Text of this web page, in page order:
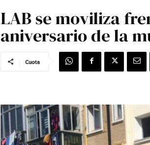
LAB se moviliza
aniversario de la
Cuota